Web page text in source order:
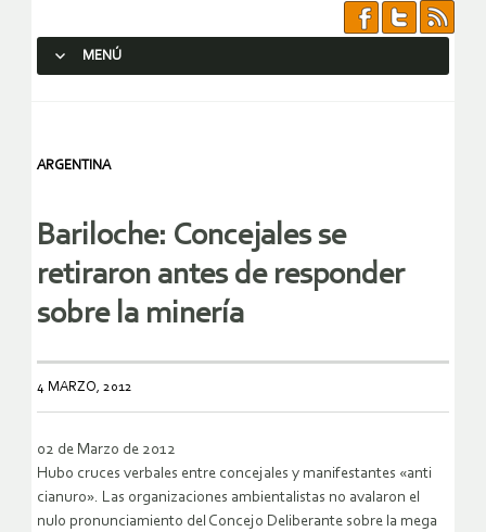
MENÚ
ARGENTINA
Bariloche: Concejales se
retiraron antes de responder
sobre la minería
4 MARZO, 2012
02 de Marzo de 2012
Hubo cruces verbales entre concejales y manifestantes «anti
cianuro». Las organizaciones ambientalistas no avalaron el
nulo pronunciamiento del Concejo Deliberante sobre la mega